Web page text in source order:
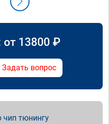
от 13800 ₽
Задать вопрос
чип тюнингу